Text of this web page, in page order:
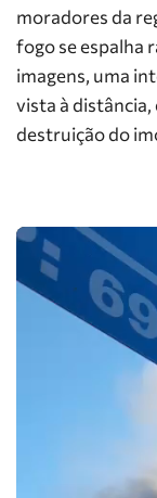
moradores da
fogo se espalha
imagens, uma
vista à
destruição do